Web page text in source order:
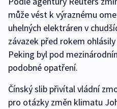
může vést k výraznému
uhelných elektráren v
závazek před rokem
Peking byl pod
podobné opatření.
Čínský slib přivítal vládní
pro otázky změn klimatu